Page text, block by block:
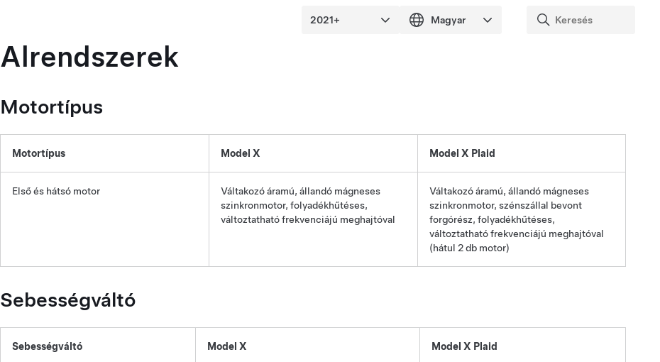
Alrendszerek
Motortípus
Motortípus Model X Model X Plaid
Első és hátsó motor
Váltakozó áramú, állandó mágneses
szinkronmotor, folyadékhűtéses,
változtatható frekvenciájú meghajtóval
Váltakozó áramú, állandó mágneses
szinkronmotor, szénszállal bevont
forgórész, folyadékhűtéses,
változtatható frekvenciájú meghajtóval
(hátul 2 db motor)
Sebességváltó
Sebességváltó Model X Model X Plaid